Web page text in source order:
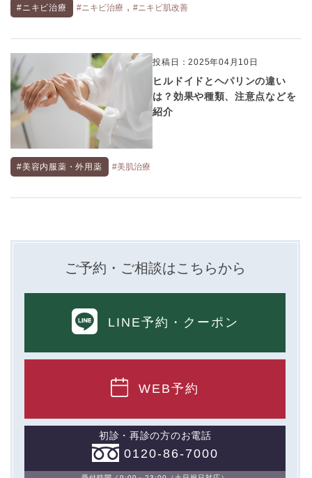
#ニキビ治療 #ニキビ治療 , #ニキビ肌改善
投稿日：2025年04月10日
ヒルドイドとヘパリンの違い
は？効果や種類、注意点などを
紹介
#美容内服薬・外用薬 #美肌治療
ご予約・ご相談はこちらから
LINE予約 ・クーポン
WEB予約
初診・再診の方のお電話
0120-86-7000